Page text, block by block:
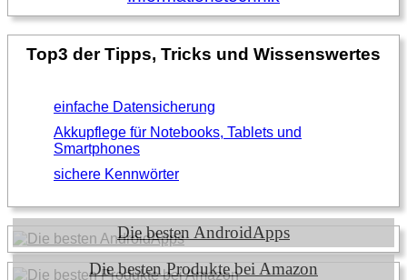
Top3 der Tipps, Tricks und Wissenswertes
einfache Datensicherung
Akkupflege für Notebooks, Tablets und
Smartphones
sichere Kennwörter
Die besten AndroidApps
Die besten Produkte bei Amazon